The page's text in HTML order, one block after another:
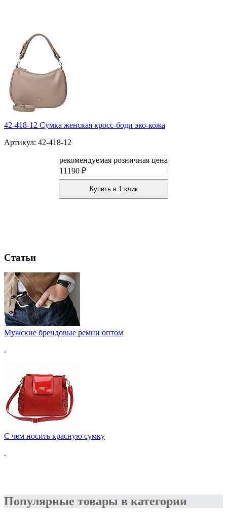
42-418-12 Сумка женская кросс-боди эко-кожа
Артикул: 42-418-12
рекомендуемая розничная цена
11190 ₽
Купить в 1 клик
Статьи
Мужские брендовые ремни оптом
.
C чем носить красную сумку
.
Популярные товары в категории